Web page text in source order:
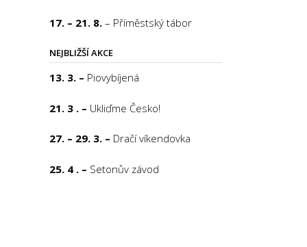
17. – 21. 8. – Příměstský tábor
NEJBLIŽŠÍ AKCE
13. 3. – Piovybíjená
21. 3 . – Ukliďme Česko!
27. – 29. 3. – Dračí víkendovka
25. 4 . – Setonův závod